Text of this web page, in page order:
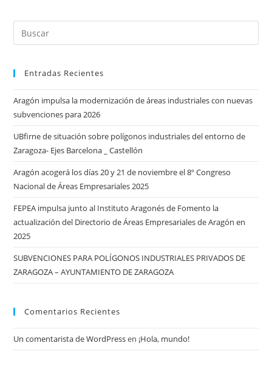
Promoción
Innovación
Entradas Recientes
Aragón impulsa la modernización de áreas industriales con nuevas
subvenciones para 2026
UBfirne de situación sobre polígonos industriales del entorno de
Zaragoza- Ejes Barcelona _ Castellón
Aragón acogerá los días 20 y 21 de noviembre el 8º Congreso
Nacional de Áreas Empresariales 2025
FEPEA impulsa junto al Instituto Aragonés de Fomento la
actualización del Directorio de Áreas Empresariales de Aragón en
2025
SUBVENCIONES PARA POLÍGONOS INDUSTRIALES PRIVADOS DE
ZARAGOZA – AYUNTAMIENTO DE ZARAGOZA
Comentarios Recientes
Un comentarista de WordPressen ¡Hola, mundo!